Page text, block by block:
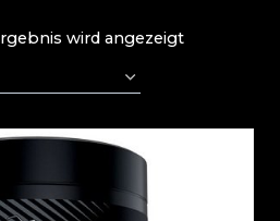
wird angezeigt